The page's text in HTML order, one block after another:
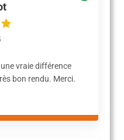
vraie différence
bon rendu. Merci.